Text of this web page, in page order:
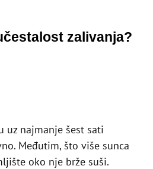
zalivanja?
uz najmanje šest sati
Međutim, što više sunca
oko nje brže suši.